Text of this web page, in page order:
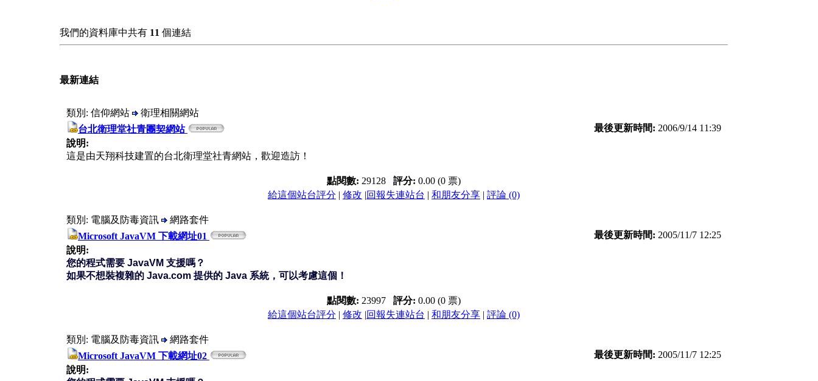
我們的資料庫中共有 11 個連結
最新連結
類別: 信仰網站
衛理相關網站
台北衛理堂社青團契網站
最後更新時間: 2006/9/14 11:39
說明:
這是由天翔科技建置的台北衛理堂社青網站，歡迎造訪！
點閱數: 29128 評分: 0.00 (0 票)
給這個站台評分 | 修改 |回報失連站台 | 和朋友分享 | 評論 (0)
類別: 電腦及防毒資訊
網路套件
Microsoft JavaVM 下載網址01
最後更新時間: 2005/11/7 12:25
說明:
您的程式需要 JavaVM 支援嗎？
如果不想裝複雜的 Java.com 提供的 Java 系統，可以考慮這個！
點閱數: 23997 評分: 0.00 (0 票)
給這個站台評分 | 修改 |回報失連站台 | 和朋友分享 | 評論 (0)
類別: 電腦及防毒資訊
網路套件
Microsoft JavaVM 下載網址02
最後更新時間: 2005/11/7 12:25
說明: